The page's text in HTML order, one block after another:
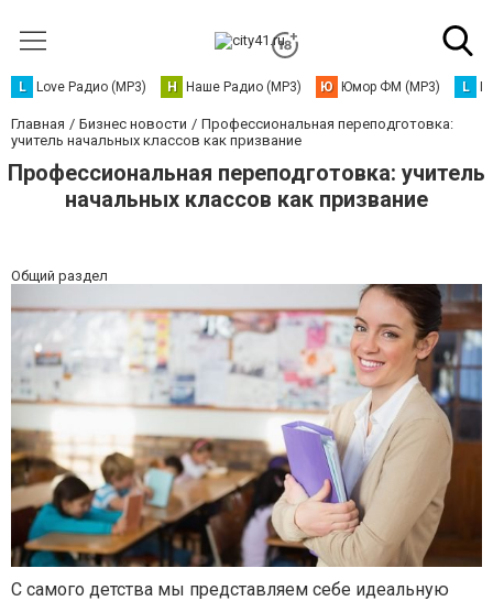
L Love Радио (MP3) Н Наше Радио (MP3) Ю Юмор ФМ (MP3) L
Главная Бизнес новости
Профессиональная переподготовка:
учитель начальных классов как призвание
Профессиональная переподготовка: учитель
начальных классов как призвание
Общий раздел
С самого детства мы представляем себе идеальную